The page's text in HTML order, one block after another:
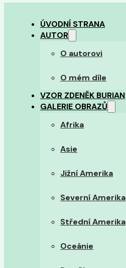
ÚVODNÍ STRANA
AUTOR
O autorovi
O mém díle
VZOR ZDENĚK BURIAN
GALERIE OBRAZŮ
Afrika
Asie
Jižní Amerika
Severní Amerika
Střední Amerika
Oceánie